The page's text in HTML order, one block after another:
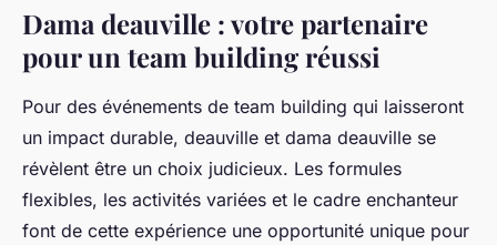
Dama deauville : votre partenaire
pour un team building réussi
Pour des événements de team building qui laisseront
un impact durable, deauville et dama deauville se
révèlent être un choix judicieux. Les formules
flexibles, les activités variées et le cadre enchanteur
font de cette expérience une opportunité unique pour